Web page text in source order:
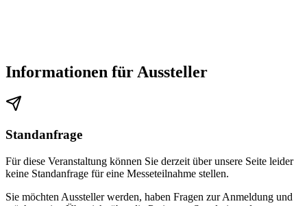
Informationen für Aussteller
Standanfrage
Für diese Veranstaltung können Sie derzeit über unsere Seite leider
keine Standanfrage für eine Messeteilnahme stellen.
Sie möchten Aussteller werden, haben Fragen zur Anmeldung und